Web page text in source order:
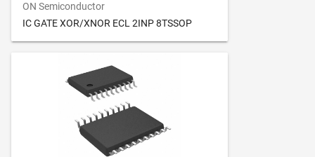
ON Semiconductor
IC GATE XOR/XNOR ECL 2INP 8TSSOP